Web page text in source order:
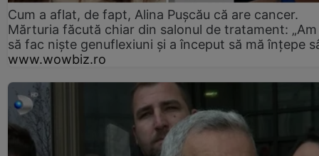
Cum a aflat, de fapt, Alina Pușcău că are cancer.
Mărturia făcută chiar din salonul de tratament:
să fac niște genuflexiuni și a început să mă înțepe
www.wowbiz.ro